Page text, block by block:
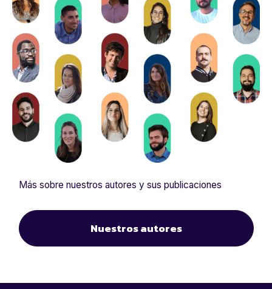
Más sobre nuestros autores y sus publicaciones
Nuestros autores